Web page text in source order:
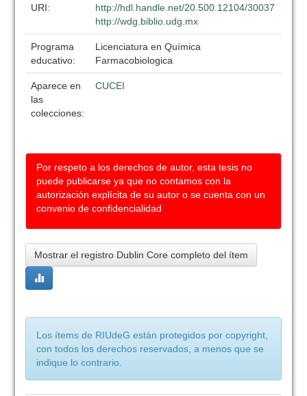
URI:
http://hdl.handle.net/20.500.12104/30037
http://wdg.biblio.udg.mx
Programa
educativo:
Licenciatura en Química
Farmacobiologica
Aparece en
las
colecciones:
CUCEI
Por respeto a los derechos de autor, esta tesis no
puede publicarse ya que no contamos con la
autorización explícita de su autor o se cuenta con un
convenio de confidencialidad
Mostrar el registro Dublin Core completo del ítem
Los ítems de RIUdeG están protegidos por copyright,
con todos los derechos reservados, a menos que se
indique lo contrario.